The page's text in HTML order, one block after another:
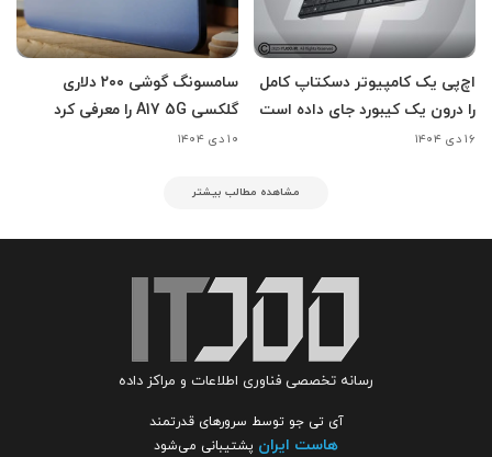
اچ‌پی یک کامپیوتر دسکتاپ کامل
را درون یک کیبورد جای داده است
۱۶ دی ۱۴۰۴
سامسونگ گوشی ۲۰۰ دلاری
گلکسی A17 5G را معرفی کرد
۱۰ دی ۱۴۰۴
مشاهده مطالب بیشتر
رسانه تخصصی فناوری اطلاعات و مراکز داده
آی تی جو توسط سرورهای قدرتمند
هاست ایران پشتیبانی می‌شود